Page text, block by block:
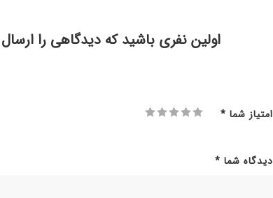
اولین نفری باشید که دیدگاهی را
امتیاز شما *
دیدگاه شما *